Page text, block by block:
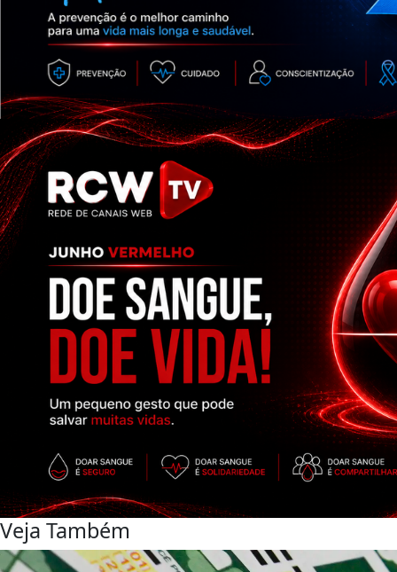
Veja Também